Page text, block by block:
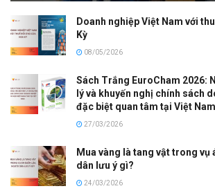
Doanh nghiệp Việt Nam với
Kỳ
08/05/2026
Sách Trắng EuroCham 2026:
lý và khuyến nghị chính sách
đặc biệt quan tâm tại Việt
27/03/2026
Mua vàng là tang vật trong vụ
dân lưu ý gì?
24/03/2026